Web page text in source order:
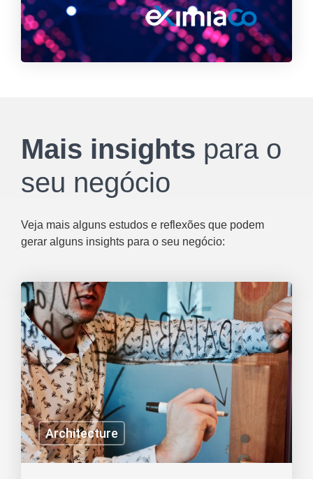
Mais insights para o
seu negócio
Veja mais alguns estudos e reflexões que podem
gerar alguns insights para o seu negócio:
Architecture